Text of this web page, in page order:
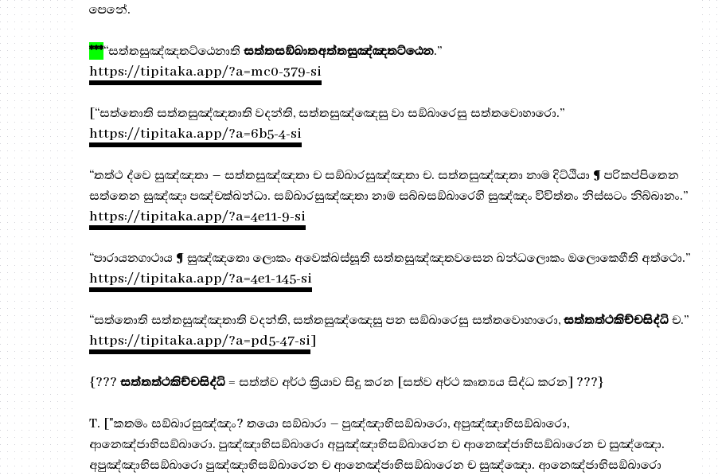
පෙනේ.
***“සත්තසුඤ්ඤතට්ඨෙනාති සත්තසඞ්ඛාතඅත්තසුඤ්ඤතට්ඨෙන.”
https://tipitaka.app/?a=mc0-379-si
[“සත්තොති සත්තසුඤ්ඤතාති වදන්ති, සත්තසුඤ්ඤෙසු වා සඞ්ඛාරෙසු සත්තවොහාරො.”
https://tipitaka.app/?a=6b5-4-si
“තත්ථ ද්වෙ සුඤ්ඤතා – සත්තසුඤ්ඤතා ච සඞ්ඛාරසුඤ්ඤතා ච. සත්තසුඤ්ඤතා නාම දිට්ඨියා ¶ පරිකප්පිතෙන
සත්තෙන සුඤ්ඤා පඤ්චක්ඛන්ධා. සඞ්ඛාරසුඤ්ඤතා නාම සබ්බසඞ්ඛාරෙහි සුඤ්ඤං විවිත්තං නිස්සටං නිබ්බානං.”
https://tipitaka.app/?a=4e11-9-si
“පාරායනගාථාය ¶ සුඤ්ඤතො ලොකං අවෙක්ඛස්සූති සත්තසුඤ්ඤතවසෙන ඛන්ධලොකං ඔලොකෙහීති අත්ථො.”
https://tipitaka.app/?a=4e1-145-si
“සත්තොති සත්තසුඤ්ඤතාති වදන්ති, සත්තසුඤ්ඤෙසු පන සඞ්ඛාරෙසු සත්තවොහාරො,සත්තත්ථකිච්චසිද්ධිච.”
https://tipitaka.app/?a=pd5-47-si]
{??? සත්තත්ථකිච්චසිද්ධි= සත්ත්ව අර්ථ ක්‍රියාව සිදු කරන [සත්ව අර්ථ කෘත්‍යය සිද්ධ කරන] ???}
T. ["කතමං සඞ්ඛාරසුඤ්ඤං? තයො සඞ්ඛාරා – පුඤ්ඤාභිසඞ්ඛාරො, අපුඤ්ඤාභිසඞ්ඛාරො,
ආනෙඤ්ජාභිසඞ්ඛාරො. පුඤ්ඤාභිසඞ්ඛාරො අපුඤ්ඤාභිසඞ්ඛාරෙන ච ආනෙඤ්ජාභිසඞ්ඛාරෙන ච සුඤ්ඤො.
අපුඤ්ඤාභිසඞ්ඛාරො පුඤ්ඤාභිසඞ්ඛාරෙන ච ආනෙඤ්ජාභිසඞ්ඛාරෙන ච සුඤ්ඤො. ආනෙඤ්ජාභිසඞ්ඛාරො